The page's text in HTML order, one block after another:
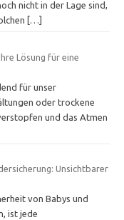
nicht in der Lage sind,
[…]
Lösung für eine
für unser
oder trockene
und das Atmen
Unsichtbarer
von Babys und
ist jede